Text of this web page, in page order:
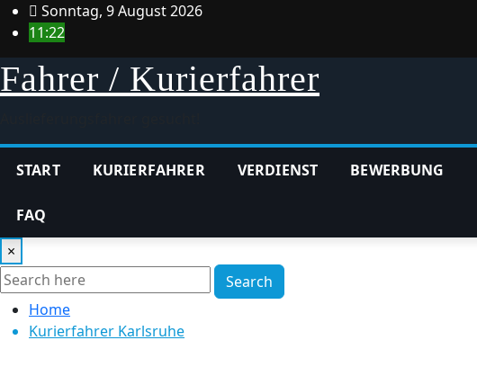
Skip
to
content
Sonntag, 9 August 2026
11:22
Fahrer / Kurierfahrer
START KURIERFAHRER VERDIENST BEWERBUNG
FAQ
×
Search
Home
Kurierfahrer Karlsruhe